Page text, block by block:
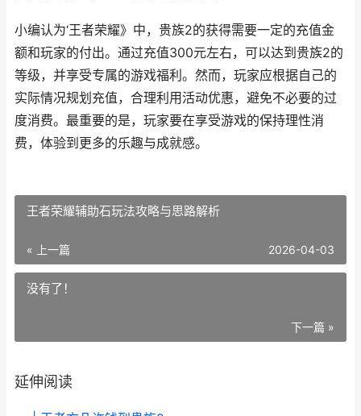
小编认为‘王者荣耀》中，贵族2的获得需要一定的充值金
额和玩家的付出。通过充值300元左右，可以达到贵族2的
等级，并享受专属的游戏福利。然而，玩家应根据自己的
实际情况规划充值，合理利用活动优惠，避免不必要的过
度消费。最重要的是，玩家要在享受游戏的保持理性消
费，体验到更多的乐趣与成就感。
王者荣耀辅助石玩法攻略与思路解析
« 上一篇 2026-04-03
没有了！
下一篇 »
延伸阅读